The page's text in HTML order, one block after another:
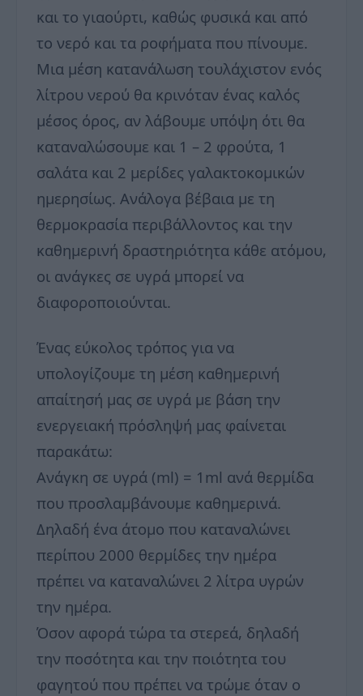
και το γιαούρτι, καθώς φυσικά και από
το νερό και τα ροφήματα που πίνουμε.
Μια μέση κατανάλωση τουλάχιστον ενός
λίτρου νερού θα κρινόταν ένας καλός
μέσος όρος, αν λάβουμε υπόψη ότι θα
καταναλώσουμε και 1 – 2 φρούτα, 1
σαλάτα και 2 μερίδες γαλακτοκομικών
ημερησίως. Ανάλογα βέβαια με τη
θερμοκρασία περιβάλλοντος και την
καθημερινή δραστηριότητα κάθε ατόμου,
οι ανάγκες σε υγρά μπορεί να
διαφοροποιούνται.
Ένας εύκολος τρόπος για να
υπολογίζουμε τη μέση καθημερινή
απαίτησή μας σε υγρά με βάση την
ενεργειακή πρόσληψή μας φαίνεται
παρακάτω:
Ανάγκη σε υγρά (ml) = 1ml ανά θερμίδα
που προσλαμβάνουμε καθημερινά.
Δηλαδή ένα άτομο που καταναλώνει
περίπου 2000 θερμίδες την ημέρα
πρέπει να καταναλώνει 2 λίτρα υγρών
την ημέρα.
Όσον αφορά τώρα τα στερεά, δηλαδή
την ποσότητα και την ποιότητα του
φαγητού που πρέπει να τρώμε όταν ο